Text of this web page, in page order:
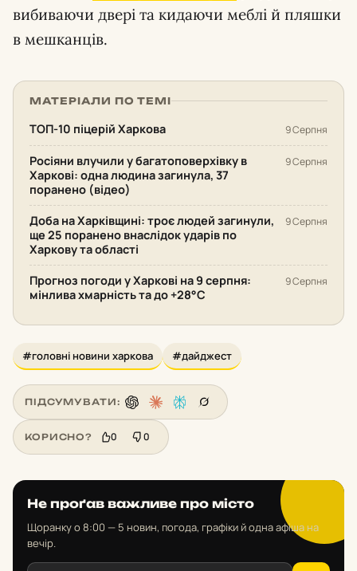
вибиваючи двері та кидаючи меблі й пляшки
в мешканців.
МАТЕРІАЛИ ПО ТЕМІ
ТОП-10 піцерій Харкова 9 Серпня
Росіяни влучили у багатоповерхівку в
Харкові: одна людина загинула, 37
поранено (відео)
9 Серпня
Доба на Харківщині: троє людей загинули,
ще 25 поранено внаслідок ударів по
Харкову та області
9 Серпня
Прогноз погоди у Харкові на 9 серпня:
мінлива хмарність та до +28°С
9 Серпня
#головні новини харкова #дайджест
ПІДСУМУВАТИ:
КОРИСНО? 0 0
Не проґав важливе про місто
Щоранку о 8:00 — 5 новин, погода, графіки й одна афіша на
вечір.